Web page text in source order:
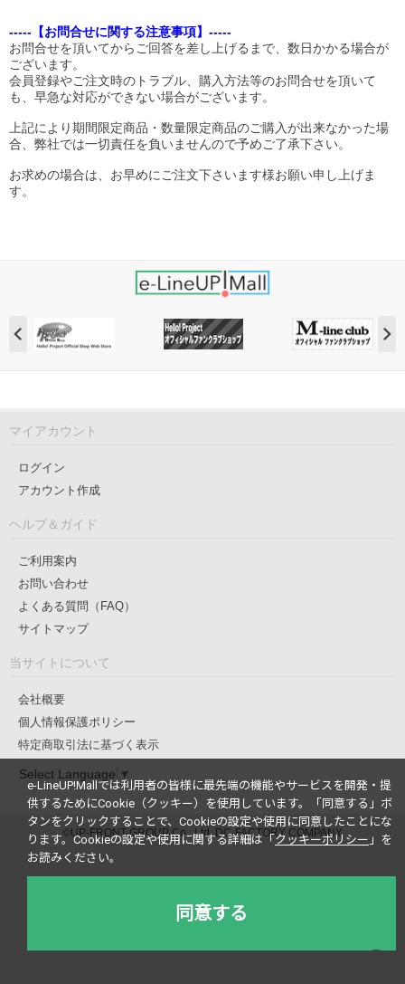
-----【お問合せに関する注意事項】-----
お問合せを頂いてからご回答を差し上げるまで、数日かかる場合が
ございます。
会員登録やご注文時のトラブル、購入方法等のお問合せを頂いて
も、早急な対応ができない場合がございます。
上記により期間限定商品・数量限定商品のご購入が出来なかった場
合、弊社では一切責任を負いませんので予めご了承下さい。
お求めの場合は、お早めにご注文下さいます様お願い申し上げま
す。
マイアカウント
ログイン
アカウント作成
ヘルプ＆ガイド
ご利用案内
お問い合わせ
よくある質問（FAQ）
サイトマップ
当サイトについて
会社概要
個人情報保護ポリシー
特定商取引法に基づく表示
Select Language ▼
©UP-FRONT GROUP Co., Ltd. DC-FACTORY COMPANY
e-LineUP!Mallでは利用者の皆様に最先端の機能やサービスを開発・提
供するためにCookie（クッキー）を使用しています。
「同意する」ボ
タンをクリックすることで、Cookieの設定や使用に同意したことにな
ります。Cookieの設定や使用に関する詳細は「 クッキーポリシー 」を
お読みください。
同意する